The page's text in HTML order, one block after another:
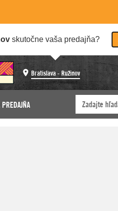
skutočne vaša predajňa?
Bratislava - Ružinov
PREDAJŇA